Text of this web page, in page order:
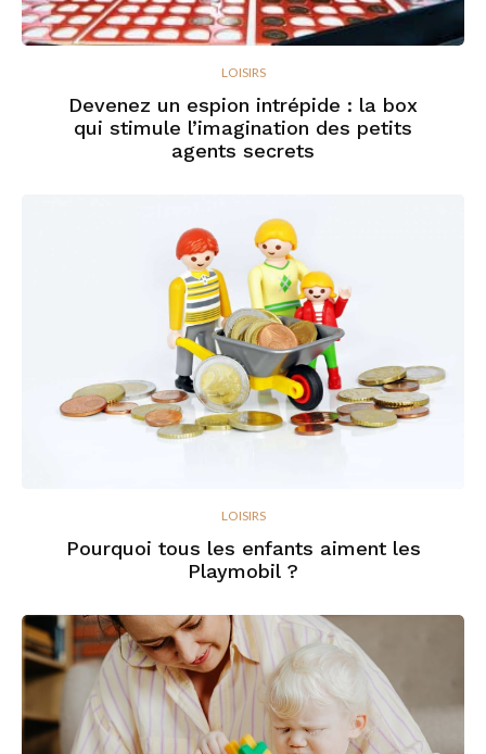
LOISIRS
Devenez un espion intrépide : la box
qui stimule l’imagination des petits
agents secrets
LOISIRS
Pourquoi tous les enfants aiment les
Playmobil ?